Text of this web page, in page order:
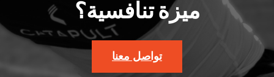
ميزة تنافسية؟
تواصل معنا